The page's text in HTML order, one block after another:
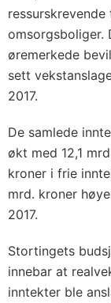
omsorgsboliger.
øremerkede
sett
2017.
De samlede
økt med 12,1
kroner i frie
mrd. kroner
2017.
Stortingets
innebar at
inntekter ble